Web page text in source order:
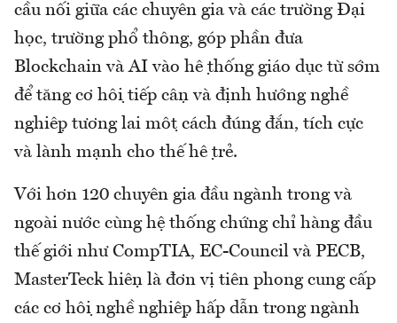
cầu nối giữa các chuyên gia và các trường Đại
học, trường phổ thông, góp phần đưa
Blockchain và AI vào hệ thống giáo dục từ sớm
để tăng cơ hội tiếp cận và định hướng nghề
nghiệp tương lai một cách đúng đắn, tích cực
và lành mạnh cho thế hệ trẻ.
Với hơn 120 chuyên gia đầu ngành trong và
ngoài nước cùng hệ thống chứng chỉ hàng đầu
thế giới như CompTIA, EC-Council và PECB,
MasterTeck hiện là đơn vị tiên phong cung cấp
các cơ hội nghề nghiệp hấp dẫn trong ngành